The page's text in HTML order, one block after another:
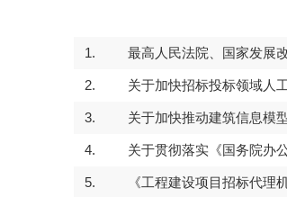
1. 最高人民法院、国家发展
2. 关于加快招标投标领域人
3. 关于加快推动建筑信息模
4. 关于贯彻落实《国务院办
5. 《工程建设项目招标代理
30
2026-04